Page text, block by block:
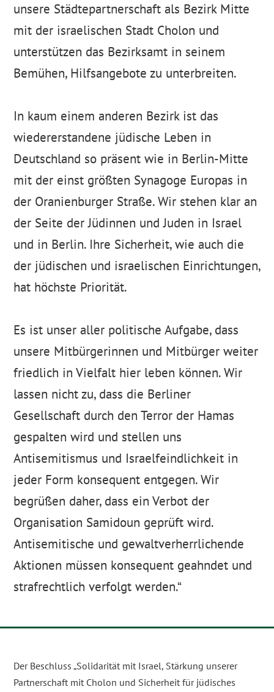
unsere Städtepartnerschaft als Bezirk Mitte
mit der israelischen Stadt Cholon und
unterstützen das Bezirksamt in seinem
Bemühen, Hilfsangebote zu unterbreiten.
In kaum einem anderen Bezirk ist das
wiedererstandene jüdische Leben in
Deutschland so präsent wie in Berlin-Mitte
mit der einst größten Synagoge Europas in
der Oranienburger Straße. Wir stehen klar an
der Seite der Jüdinnen und Juden in Israel
und in Berlin. Ihre Sicherheit, wie auch die
der jüdischen und israelischen Einrichtungen,
hat höchste Priorität.
Es ist unser aller politische Aufgabe, dass
unsere Mitbürgerinnen und Mitbürger weiter
friedlich in Vielfalt hier leben können. Wir
lassen nicht zu, dass die Berliner
Gesellschaft durch den Terror der Hamas
gespalten wird und stellen uns
Antisemitismus und Israelfeindlichkeit in
jeder Form konsequent entgegen. Wir
begrüßen daher, dass ein Verbot der
Organisation Samidoun geprüft wird.
Antisemitische und gewaltverherrlichende
Aktionen müssen konsequent geahndet und
strafrechtlich verfolgt werden.
Der Beschluss „Solidarität mit Israel, Stärkung unserer
Partnerschaft mit Cholon und Sicherheit für jüdisches